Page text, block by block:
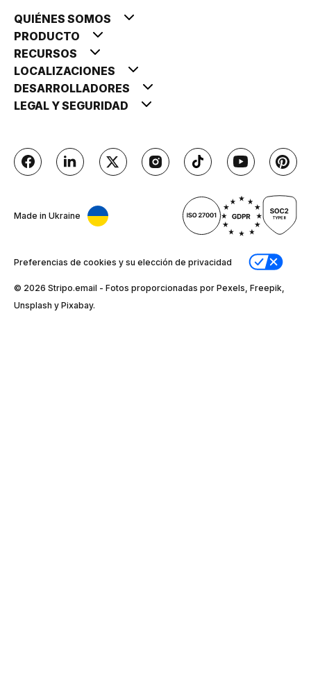
QUIÉNES SOMOS
PRODUCTO
RECURSOS
LOCALIZACIONES
DESARROLLADORES
LEGAL Y SEGURIDAD
Made in Ukraine
Preferencias de cookies y su elección de privacidad
© 2026 Stripо.email - Fotos proporcionadas por Pexels, Freepik,
Unsplash y Pixabay.